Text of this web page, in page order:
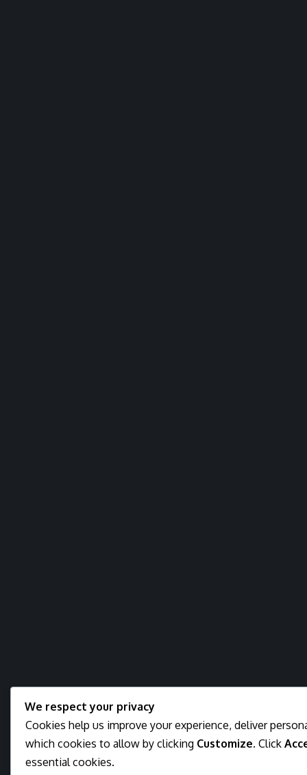
We respect your privacy
Cookies help us improve your experience, deliver
which cookies to allow by clicking Customize. Click
essential cookies.